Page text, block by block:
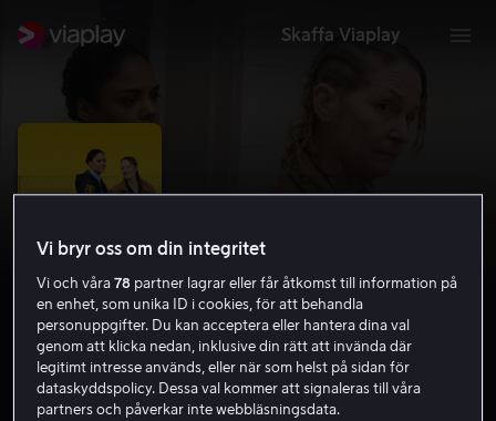
Skaffa Viaplay
Way Out!
Vi bryr oss om din integritet
Vi och våra78 partner lagrar eller får åtkomst till information på
en enhet, som unika ID i cookies, för att behandla
personuppgifter. Du kan acceptera eller hantera dina val
genom att klicka nedan, inklusive din rätt att invända där
legitimt intresse används, eller när som helst på sidan för
dataskyddspolicy. Dessa val kommer att signaleras till våra
partners och påverkar inte webbläsningsdata.